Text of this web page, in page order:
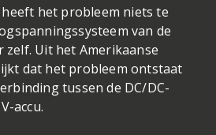
het probleem niets te
van de
zelf. Uit het Amerikaanse
dat het probleem ontstaat
tussen de DC/DC-
accu.